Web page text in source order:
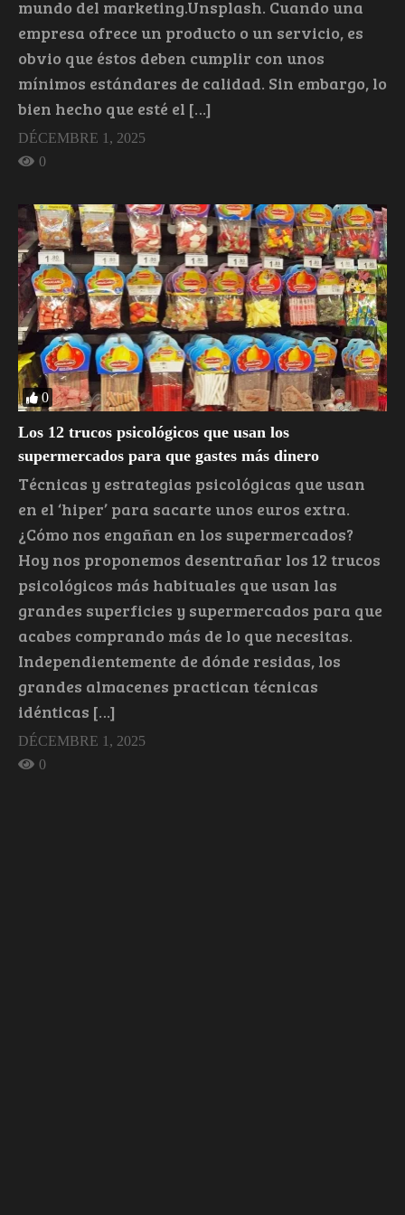
mundo del marketing.Unsplash. Cuando una
empresa ofrece un producto o un servicio, es
obvio que éstos deben cumplir con unos
mínimos estándares de calidad. Sin embargo, lo
bien hecho que esté el […]
DÉCEMBRE 1, 2025
0
0
Los 12 trucos psicológicos que usan los
supermercados para que gastes más dinero
Técnicas y estrategias psicológicas que usan
en el ‘hiper’ para sacarte unos euros extra.
¿Cómo nos engañan en los supermercados?
Hoy nos proponemos desentrañar los 12 trucos
psicológicos más habituales que usan las
grandes superficies y supermercados para que
acabes comprando más de lo que necesitas.
Independientemente de dónde residas, los
grandes almacenes practican técnicas
idénticas […]
DÉCEMBRE 1, 2025
0